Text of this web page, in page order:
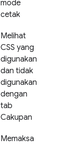
mode
cetak
Melihat
CSS yang
digunakan
dan tidak
digunakan
dengan
tab
Cakupan
Memaksa